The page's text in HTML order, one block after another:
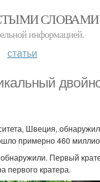
СЛОВАМИ
информацией.
статьи
Швеция,
примерно 460
Первый
первого кратера.